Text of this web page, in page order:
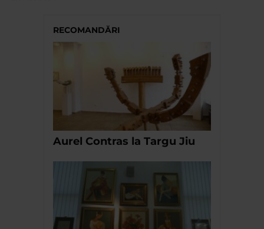
RECOMANDĂRI
Aurel Contras la Targu Jiu